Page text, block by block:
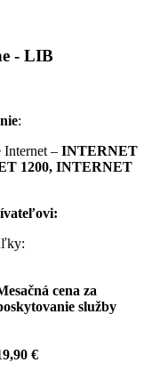
- LIB
:
Internet – INTERNET
1200, INTERNET
cena za
služby
€